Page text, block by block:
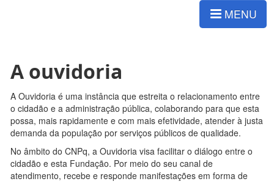
MENU
A ouvidoria
A Ouvidoria é uma instância que estreita o relacionamento entre
o cidadão e a administração pública, colaborando para que esta
possa, mais rapidamente e com mais efetividade, atender à justa
demanda da população por serviços públicos de qualidade.
No âmbito do CNPq, a Ouvidoria visa facilitar o diálogo entre o
cidadão e esta Fundação. Por meio do seu canal de
atendimento, recebe e responde manifestações em forma de